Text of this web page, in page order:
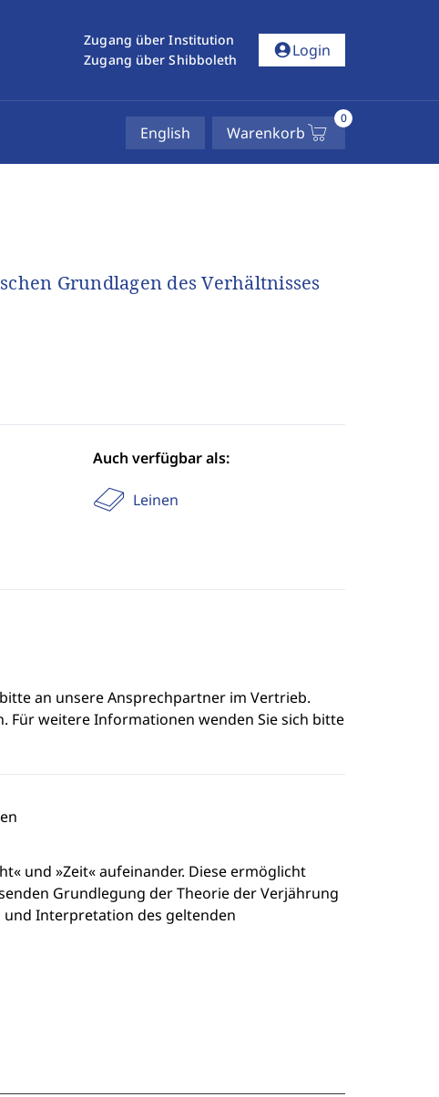
Zugang über Institution
Zugang über Shibboleth
account_circleLogin
English Warenkorb
0
Grundlagen des Verhältnisses
Auch verfügbar als:
Leinen
an unsere Ansprechpartner im Vertrieb.
Für weitere Informationen wenden Sie sich bitte
und »Zeit« aufeinander. Diese ermöglicht
Grundlegung der Theorie der Verjährung
Interpretation des geltenden